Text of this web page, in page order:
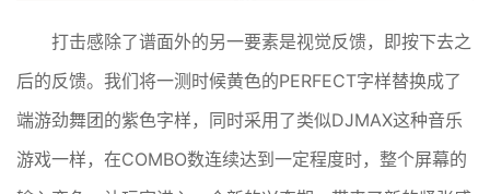
打击感除了谱面外的另一要素是视觉反馈，即按下去之
后的反馈。我们将一测时候黄色的PERFECT字样替换成了
端游劲舞团的紫色字样，同时采用了类似DJMAX这种音乐
游戏一样，在COMBO数连续达到一定程度时，整个屏幕的